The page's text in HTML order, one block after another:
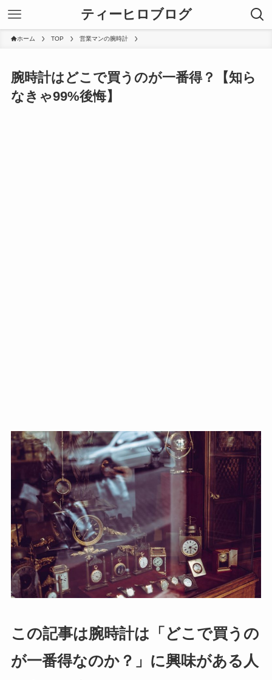
ティーヒロブログ
ホーム TOP 営業マンの腕時計
腕時計はどこで買うのが一番得？【知ら
なきゃ99%後悔】
この記事は腕時計は「どこで買うの
が一番得なのか？」に興味がある人